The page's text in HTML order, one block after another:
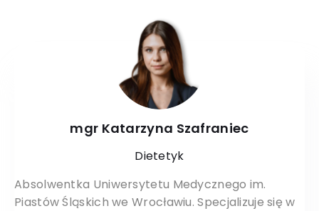
mgr Katarzyna Szafraniec
Dietetyk
Absolwentka Uniwersytetu Medycznego im.
Piastów Śląskich we Wrocławiu. Specjalizuje się w